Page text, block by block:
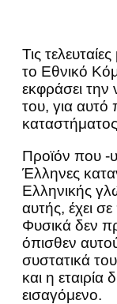
Τις
το Εθνικό
εκφράσει
του, για αυτό
Προϊόν που -
Έλληνες
Ελληνικής
αυτής, έχει
Φυσικά δεν
όπισθεν
συστατικά
και η εταιρία
εισαγόμενο.